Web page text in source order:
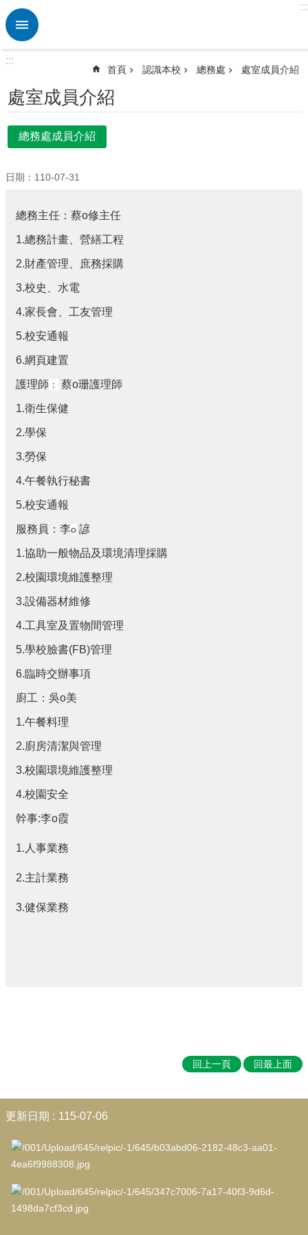
跳到主要內容區塊
進
階
熱
門
字
校
態
認
識
本
校
學
專
區
校
成
校
務
E
導
處
宣
導
總
處
宣
事
室
導
教
專
區
校
程
畫
雲
林
教
網
站
:::
:::
首頁 認識本校 總務處 處室成員介紹
處室成員介紹
總務處成員介紹
日期：110-07-31
總務主任：蔡o修主任
1.總務計畫、營繕工程
2.財產管理、庶務採購
3.校史、水電
4.家長會、工友管理
5.校安通報
6.網頁建置
護理師 ： 蔡o珊護理師
1.衛生保健
2.學保
3.勞保
4.午餐執行秘書
5.校安通報
服務員：李o 諺
1.協助一般物品及環境清理採購
2.校園環境維護整理
3.設備器材維修
4.工具室及置物間管理
5.學校臉書(FB)管理
6.臨時交辦事項
廚工：吳o美
1.午餐料理
2.廚房清潔與管理
3.校園環境維護整理
4.校園安全
幹事:李o霞
1.人事業務
2.主計業務
3.健保業務
回上一頁 回最上面
更新日期
115-07-06